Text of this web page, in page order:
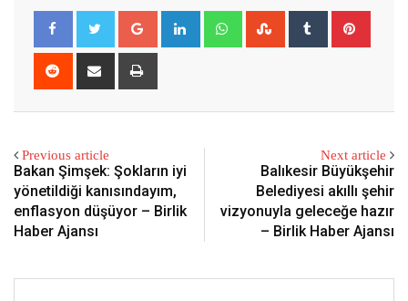
Email
Previous article
Bakan Şimşek: Şokların iyi
yönetildiği kanısındayım,
enflasyon düşüyor – Birlik
Haber Ajansı
Next article
Balıkesir Büyükşehir
Belediyesi akıllı şehir
vizyonuyla geleceğe hazır
– Birlik Haber Ajansı